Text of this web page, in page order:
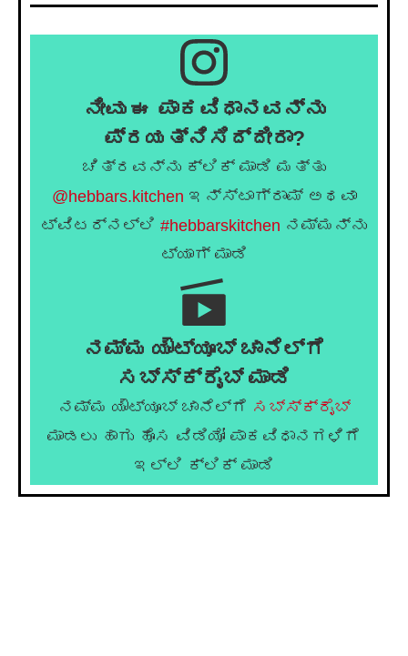
ನೀವು ಈ ಪಾಕವಿಧಾನವನ್ನು
ಪ್ರಯತ್ನಿಸಿದ್ದೀರಾ?
ಚಿತ್ರವನ್ನು ಕ್ಲಿಕ್ ಮಾಡಿ ಮತ್ತು
@hebbars.kitchen ಇನ್ಸ್ಟಾಗ್ರಾಮ್ ಅಥವಾ
ಟ್ವಿಟರ್‌ನಲ್ಲಿ #hebbarskitchen ನಮ್ಮನ್ನು
ಟ್ಯಾಗ್ ಮಾಡಿ
ನಮ್ಮ ಯೌಟ್ಯೂಬ್ ಚಾನೆಲ್ಗೆ
ಸಬ್ಸ್ಕ್ರೈಬ್ ಮಾಡಿ
ನಮ್ಮ ಯೌಟ್ಯೂಬ್ ಚಾನೆಲ್ಗೆ ಸಬ್ಸ್ಕ್ರೈಬ್
ಮಾಡಲು ಹಾಗು ಹೊಸ ವಿಡಿಯೋ ಪಾಕವಿಧಾನಗಳಿಗೆ
ಇಲ್ಲಿ ಕ್ಲಿಕ್ ಮಾಡಿ